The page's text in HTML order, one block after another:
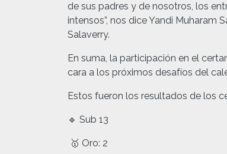
de sus padres y de nosotros, los
intensos”, nos dice Yandi Muharam
Salaverry.
En suma, la participación en el
cara a los próximos desafíos del
Estos fueron los resultados de los
🔹 Sub 13
🥇 Oro: 2